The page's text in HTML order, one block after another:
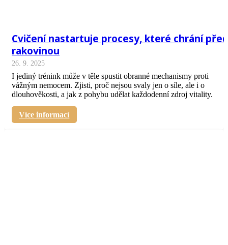
Cvičení nastartuje procesy, které chrání před
rakovinou
26. 9. 2025
I jediný trénink může v těle spustit obranné mechanismy proti
vážným nemocem. Zjisti, proč nejsou svaly jen o síle, ale i o
dlouhověkosti, a jak z pohybu udělat každodenní zdroj vitality.
Více informací